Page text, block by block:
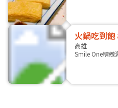
火鍋吃到飽
高雄
Smile One精緻